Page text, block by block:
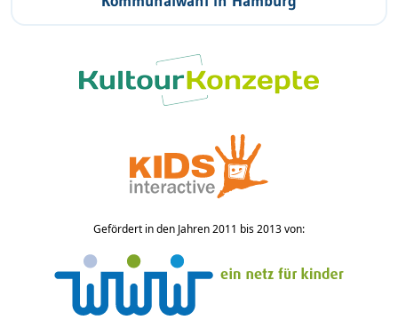
Gefördert in den Jahren 2011 bis 2013 von: